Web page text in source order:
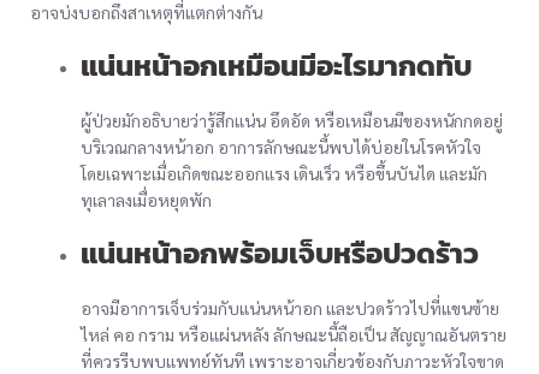
อาจบ่งบอกถึงสาเหตุที่แตกต่างกัน
แน่นหน้าอกเหมือนมีอะไรมากดทับ
ผู้ป่วยมักอธิบายว่ารู้สึกแน่น อึดอัด หรือเหมือนมีของหนักกดอยู่
บริเวณกลางหน้าอก อาการลักษณะนี้พบได้บ่อยในโรคหัวใจ
โดยเฉพาะเมื่อเกิดขณะออกแรง เดินเร็ว หรือขึ้นบันได และมัก
ทุเลาลงเมื่อหยุดพัก
แน่นหน้าอกพร้อมเจ็บหรือปวดร้าว
อาจมีอาการเจ็บร่วมกับแน่นหน้าอก และปวดร้าวไปที่แขนซ้าย
ไหล่ คอ กราม หรือแผ่นหลัง ลักษณะนี้ถือเป็น สัญญาณอันตราย
ที่ควรรีบพบแพทย์ทันที เพราะอาจเกี่ยวข้องกับภาวะหัวใจขาด